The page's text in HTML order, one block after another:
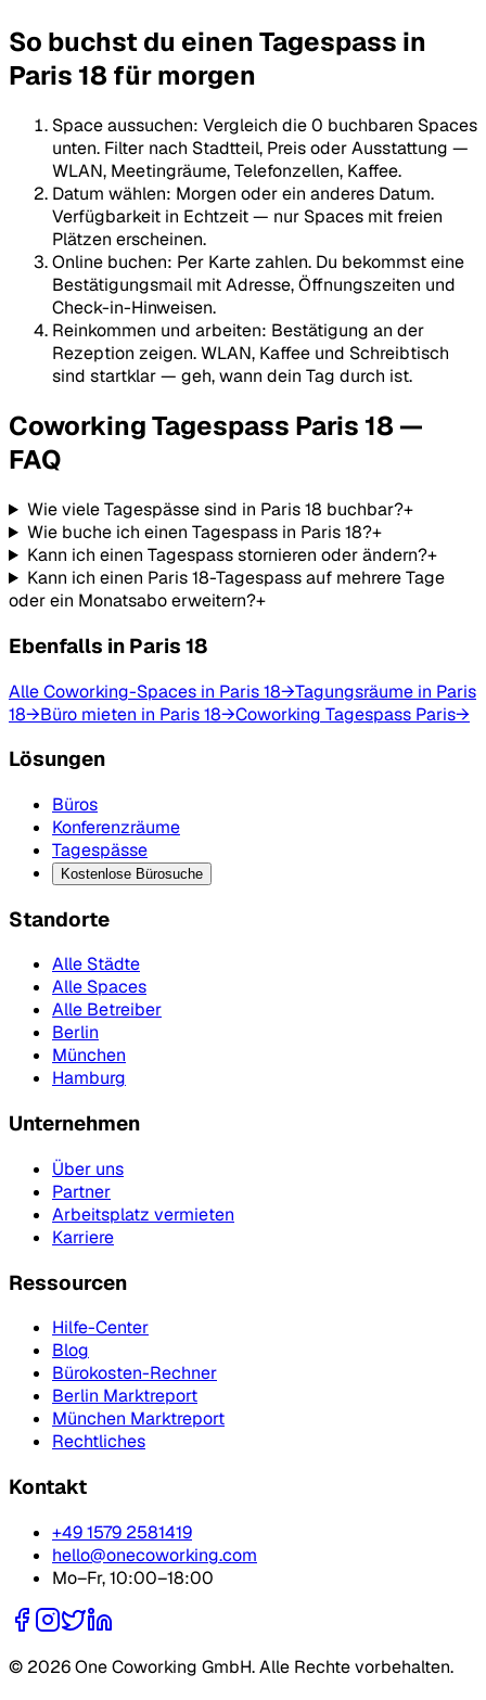
So buchst du einen Tagespass in
Paris 18 für morgen
Space aussuchen: Vergleich die 0 buchbaren Spaces
unten. Filter nach Stadtteil, Preis oder Ausstattung —
WLAN, Meetingräume, Telefonzellen, Kaffee.
Datum wählen: Morgen oder ein anderes Datum.
Verfügbarkeit in Echtzeit — nur Spaces mit freien
Plätzen erscheinen.
Online buchen: Per Karte zahlen. Du bekommst eine
Bestätigungsmail mit Adresse, Öffnungszeiten und
Check-in-Hinweisen.
Reinkommen und arbeiten: Bestätigung an der
Rezeption zeigen. WLAN, Kaffee und Schreibtisch
sind startklar — geh, wann dein Tag durch ist.
Coworking Tagespass Paris 18 —
FAQ
Wie viele Tagespässe sind in Paris 18 buchbar?+
Wie buche ich einen Tagespass in Paris 18?+
Kann ich einen Tagespass stornieren oder ändern?+
Kann ich einen Paris 18-Tagespass auf mehrere Tage
oder ein Monatsabo erweitern?+
Ebenfalls in Paris 18
Alle Coworking-Spaces in Paris 18→Tagungsräume in Paris
18→Büro mieten in Paris 18→Coworking Tagespass Paris→
Lösungen
Büros
Konferenzräume
Tagespässe
Kostenlose Bürosuche
Standorte
Alle Städte
Alle Spaces
Alle Betreiber
Berlin
München
Hamburg
Unternehmen
Über uns
Partner
Arbeitsplatz vermieten
Karriere
Ressourcen
Hilfe-Center
Blog
Bürokosten-Rechner
Berlin Marktreport
München Marktreport
Rechtliches
Kontakt
+49 1579 2581419
hello@onecoworking.com
Mo–Fr, 10:00–18:00
© 2026 One Coworking GmbH. Alle Rechte vorbehalten.